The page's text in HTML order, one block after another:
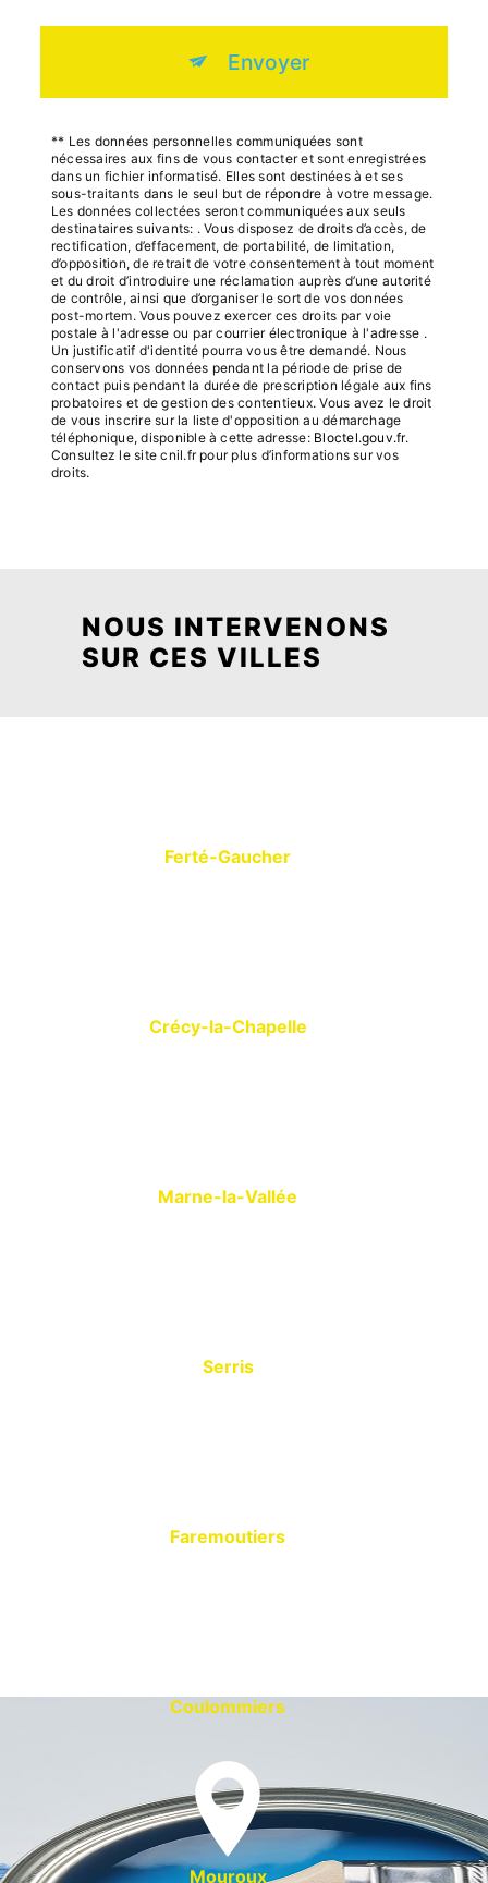
Envoyer
** Les données personnelles communiquées sont
nécessaires aux fins de vous contacter et sont enregistrées
dans un fichier informatisé. Elles sont destinées à et ses
sous-traitants dans le seul but de répondre à votre message.
Les données collectées seront communiquées aux seuls
destinataires suivants: . Vous disposez de droits d’accès, de
rectification, d’effacement, de portabilité, de limitation,
d’opposition, de retrait de votre consentement à tout moment
et du droit d’introduire une réclamation auprès d’une autorité
de contrôle, ainsi que d’organiser le sort de vos données
post-mortem. Vous pouvez exercer ces droits par voie
postale à l'adresse ou par courrier électronique à l'adresse .
Un justificatif d'identité pourra vous être demandé. Nous
conservons vos données pendant la période de prise de
contact puis pendant la durée de prescription légale aux fins
probatoires et de gestion des contentieux. Vous avez le droit
de vous inscrire sur la liste d'opposition au démarchage
téléphonique, disponible à cette adresse: Bloctel.gouv.fr.
Consultez le site cnil.fr pour plus d’informations sur vos
droits.
NOUS INTERVENONS
SUR CES VILLES
Ferté-Gaucher
Crécy-la-Chapelle
Marne-la-Vallée
Serris
Faremoutiers
Coulommiers
Mouroux